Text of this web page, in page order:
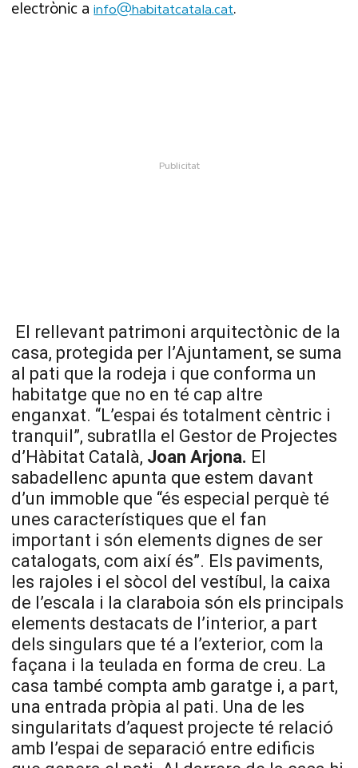
electrònic ainfo@habitatcatala.cat.
El rellevant patrimoni arquitectònic de la
casa, protegida per l’Ajuntament, se suma
al pati que la rodeja i que conforma un
habitatge que no en té cap altre
enganxat. “L’espai és totalment cèntric i
tranquil”, subratlla el Gestor de Projectes
d’Hàbitat Català, Joan Arjona. El
sabadellenc apunta que estem davant
d’un immoble que “és especial perquè té
unes característiques que el fan
important i són elements dignes de ser
catalogats, com així és”. Els paviments,
les rajoles i el sòcol del vestíbul, la caixa
de l’escala i la claraboia són els principals
elements destacats de l’interior, a part
dels singulars que té a l’exterior, com la
façana i la teulada en forma de creu. La
casa també compta amb garatge i, a part,
una entrada pròpia al pati. Una de les
singularitats d’aquest projecte té relació
amb l’espai de separació entre edificis